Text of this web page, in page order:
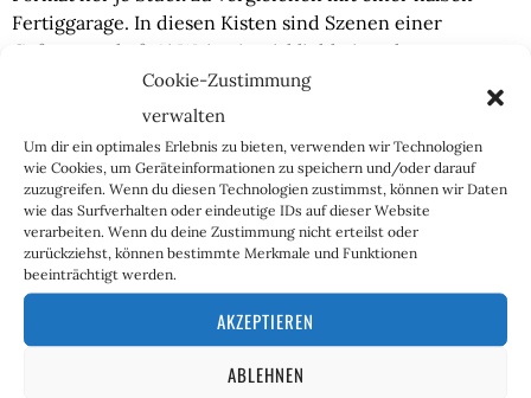
Cookie-Zustimmung
verwalten
Um dir ein optimales Erlebnis zu bieten, verwenden wir Technologien
wie Cookies, um Geräteinformationen zu speichern und/oder darauf
zuzugreifen. Wenn du diesen Technologien zustimmst, können wir Daten
wie das Surfverhalten oder eindeutige IDs auf dieser Website
verarbeiten. Wenn du deine Zustimmung nicht erteilst oder
zurückziehst, können bestimmte Merkmale und Funktionen
beeinträchtigt werden.
AKZEPTIEREN
ABLEHNEN
Fertiggarage. In diesen Kisten sind Szenen einer
Gefangenschaft Ai Weiweis wirklichkeitsnah
nachgebaut. Nun ja…
zusammengeknotete, siebzehn Meter lange Plastik war
auch noch zu sehen. Sie stellte ein Schlauchboot dar.
Was das Ding mir wohl sagen wollte?…
…sagensollte?
Was macht einen Menschen zum Künstler?